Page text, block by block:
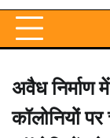
अवैध
कॉलोनियों